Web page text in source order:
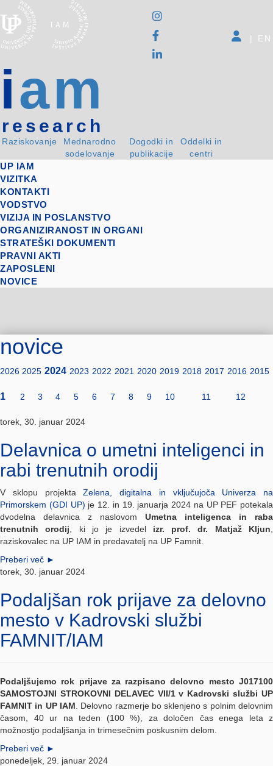
iam
research
Raziskovanje
Mednarodno
sodelovanje
Dogodki in
publikacije
Oddelki in
centri
| EN
UP IAM
VIZITKA
KONTAKTI
VODSTVO
VIZIJA IN POSLANSTVO
ORGANIZIRANOST IN ORGANI
STRATEŠKI DOKUMENTI
PRAVNI AKTI
ZAPOSLENI
NOVICE
novice
2026 2025 2024 2023 2022 2021 2020 2019 2018 2017 2016 2015
1 2 3 4 5 6 7 8 9 10 11 12
torek, 30. januar 2024
Delavnica o umetni inteligenci in
rabi trenutnih orodij
V sklopu projektaZelena, digitalna in vključujoča Univerza na
Primorskem (GDI UP) je 12. in 19. januarja 2024 na UP PEF potekala
dvodelna delavnica z naslovom Umetna inteligenca in raba
trenutnih orodij , ki jo je izvedelizr. prof. dr. Matjaž Kljun
raziskovalec na UP IAM in predavatelj na UP Famnit.
Preberi več ►
torek, 30. januar 2024
Podaljšan rok prijave za delovno
mesto v Kadrovski službi
FAMNIT/IAM
Podaljšujemo rok prijave za razpisano delovno mesto J017100
SAMOSTOJNI STROKOVNI DELAVEC VII/1v Kadrovski službi UP
FAMNIT in UP IAM . Delovno razmerje bo sklenjeno s polnim delovnim
časom, 40 ur na teden (100 %), za določen čas enega leta z
možnostjo podaljšanja in trimesečnim poskusnim delom.
Preberi več ►
ponedeljek, 29. januar 2024